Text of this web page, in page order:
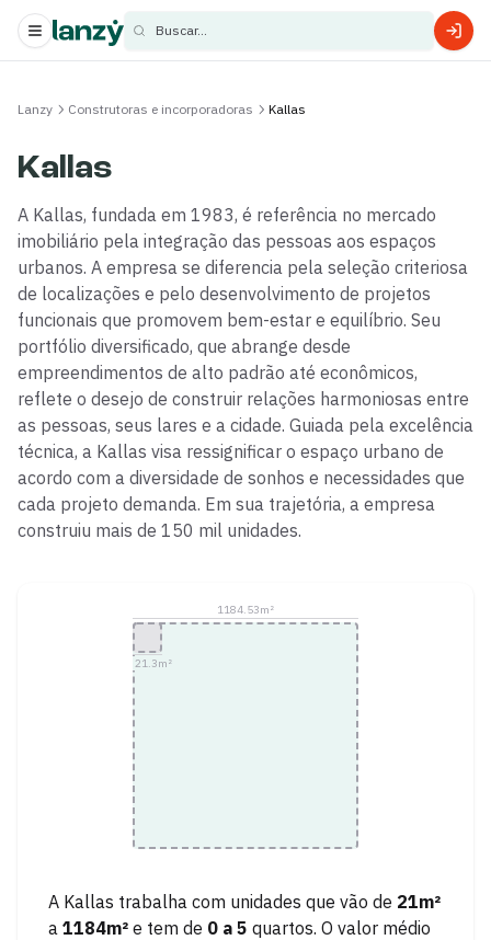
Buscar...
Lanzy Construtoras e incorporadoras Kallas
Kallas
A Kallas, fundada em 1983, é referência no mercado
imobiliário pela integração das pessoas aos espaços
urbanos. A empresa se diferencia pela seleção criteriosa
de localizações e pelo desenvolvimento de projetos
funcionais que promovem bem-estar e equilíbrio. Seu
portfólio diversificado, que abrange desde
empreendimentos de alto padrão até econômicos,
reflete o desejo de construir relações harmoniosas entre
as pessoas, seus lares e a cidade. Guiada pela excelência
técnica, a Kallas visa ressignificar o espaço urbano de
acordo com a diversidade de sonhos e necessidades que
cada projeto demanda. Em sua trajetória, a empresa
construiu mais de 150 mil unidades.
1184.53m²
21.3m²
A Kallas trabalha com unidades que vão de 21m²
a 1184m² e tem de 0 a 5 quartos. O valor médio